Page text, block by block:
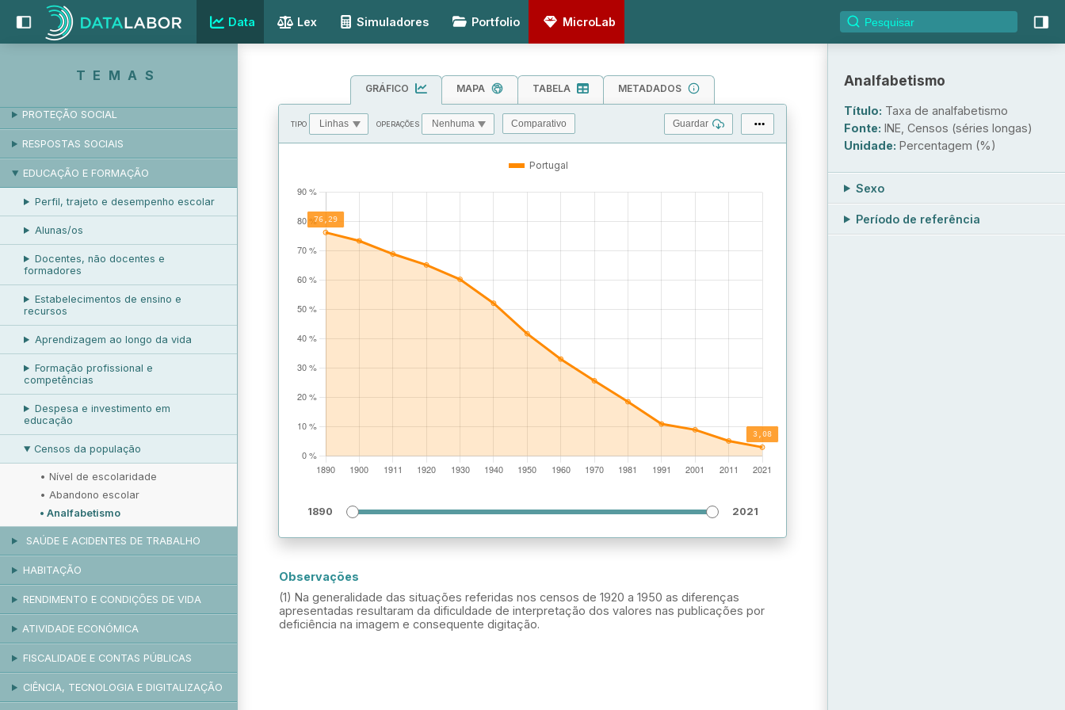
Data Lex Simuladores Portfolio MicroLab
TEMAS
EMPREGO E DESEMPREGO
PROTEÇÃO SOCIAL
RESPOSTAS SOCIAIS
EDUCAÇÃO E FORMAÇÃO
Perfil, trajeto e desempenho escolar
Alunas/os
Docentes, não docentes e
formadores
Estabelecimentos de ensino e
recursos
Aprendizagem ao longo da vida
Formação profissional e
competências
Despesa e investimento em
educação
Censos da população
• Nível de escolaridade
• Abandono escolar
• Analfabetismo
SAÚDE E ACIDENTES DE TRABALHO
HABITAÇÃO
RENDIMENTO E CONDIÇÕES DE VIDA
ATIVIDADE ECONÓMICA
FISCALIDADE E CONTAS PÚBLICAS
CIÊNCIA, TECNOLOGIA E DIGITALIZAÇÃO
GRÁFICO MAPA TABELA METADADOS
TIPO OPERAÇÕES Comparativo Guardar
Portugal
1890 2021
Observações
(1) Na generalidade das situações referidas nos censos de 1920 a 1950 as diferenças
apresentadas resultaram da dificuldade de interpretação dos valores nas publicações por
deficiência na imagem e consequente digitação.
Analfabetismo
Título: Taxa de analfabetismo
Fonte: INE, Censos (séries longas)
Unidade: Percentagem (%)
Sexo
Período de referência